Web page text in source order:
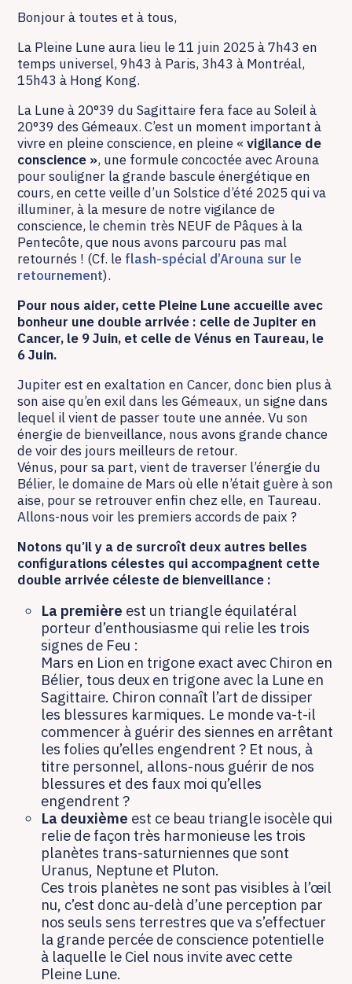
Bonjour à toutes et à tous,
La Pleine Lune aura lieu le 11 juin 2025 à 7h43 en
temps universel, 9h43 à Paris, 3h43 à Montréal,
15h43 à Hong Kong.
La Lune à 20°39 du Sagittaire fera face au Soleil à
20°39 des Gémeaux. C’est un moment important à
vivre en pleine conscience, en pleine «vigilance de
conscience », une formule concoctée avec Arouna
pour souligner la grande bascule énergétique en
cours, en cette veille d’un Solstice d’été 2025 qui va
illuminer, à la mesure de notre vigilance de
conscience, le chemin très NEUF de Pâques à la
Pentecôte, que nous avons parcouru pas mal
retournés ! (Cf. le flash-spécial d’Arouna sur le
retournement).
Pour nous aider, cette Pleine Lune accueille avec
bonheur une double arrivée : celle de Jupiter en
Cancer, le 9 Juin, et celle de Vénus en Taureau, le
6 Juin.
Jupiter est en exaltation en Cancer, donc bien plus à
son aise qu’en exil dans les Gémeaux, un signe dans
lequel il vient de passer toute une année. Vu son
énergie de bienveillance, nous avons grande chance
de voir des jours meilleurs de retour.
Vénus, pour sa part, vient de traverser l’énergie du
Bélier, le domaine de Mars où elle n’était guère à son
aise, pour se retrouver enfin chez elle, en Taureau.
Allons-nous voir les premiers accords de paix ?
Notons qu’il y a de surcroît deux autres belles
configurations célestes qui accompagnent cette
double arrivée céleste de bienveillance :
La première est un triangle équilatéral
porteur d’enthousiasme qui relie les trois
signes de Feu :
Mars en Lion en trigone exact avec Chiron en
Bélier, tous deux en trigone avec la Lune en
Sagittaire. Chiron connaît l’art de dissiper
les blessures karmiques. Le monde va-t-il
commencer à guérir des siennes en arrêtant
les folies qu’elles engendrent ? Et nous, à
titre personnel, allons-nous guérir de nos
blessures et des faux moi qu’elles
engendrent ?
La deuxième est ce beau triangle isocèle qui
relie de façon très harmonieuse les trois
planètes trans-saturniennes que sont
Uranus, Neptune et Pluton.
Ces trois planètes ne sont pas visibles à l’œil
nu, c’est donc au-delà d’une perception par
nos seuls sens terrestres que va s’effectuer
la grande percée de conscience potentielle
à laquelle le Ciel nous invite avec cette
Pleine Lune.